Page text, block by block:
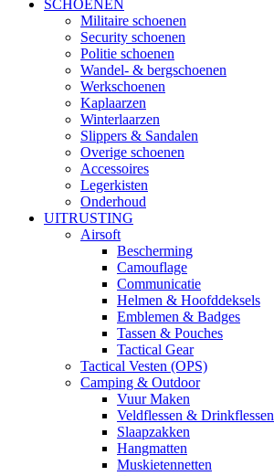
SCHOENEN
Militaire schoenen
Security schoenen
Politie schoenen
Wandel- & bergschoenen
Werkschoenen
Kaplaarzen
Winterlaarzen
Slippers & Sandalen
Overige schoenen
Accessoires
Legerkisten
Onderhoud
UITRUSTING
Airsoft
Bescherming
Camouflage
Communicatie
Helmen & Hoofddeksels
Emblemen & Badges
Tassen & Pouches
Tactical Gear
Tactical Vesten (OPS)
Camping & Outdoor
Vuur Maken
Veldflessen & Drinkflessen
Slaapzakken
Hangmatten
Muskietennetten